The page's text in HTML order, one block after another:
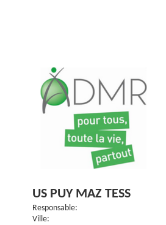
US PUY MAZ TESS
Responsable:
Ville: